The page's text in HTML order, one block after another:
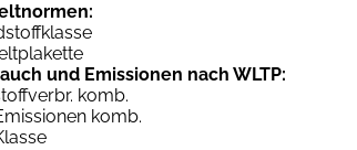
und Emissionen nach WLTP:
komb.
komb.